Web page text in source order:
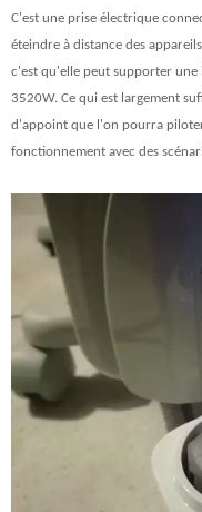
C'est une prise électrique
éteindre à distance des
c'est qu'elle peut supporter
3520W. Ce qui est largement
d'appoint que l'on pourra
fonctionnement avec des